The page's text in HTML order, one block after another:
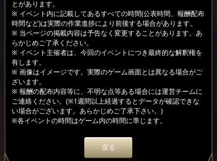
とがあります。
※ イベント内に記載してあるすべての時間(公表時間、報酬配布
時間など)は実際の作業進捗により前後する場合があります。
※ 当ページの掲載内容は予告なく変更することがあります。あ
らかじめご了承ください。
※ イベント主催者は、今回のイベントにつき最終的な解釈権を
有します。
※ 画像はイメージです。実際のゲーム画面とは異なる場合がご
ざいます。
※ 報酬の配布内容等に、不明な点等ある場合には運営チームに
ご連絡ください。(※1週間以上経過するとデータが確認できな
い場合がございます。あらかじめご了承下さい。)
※各イベントの時間はゲーム内の時間に準じます。
戻る